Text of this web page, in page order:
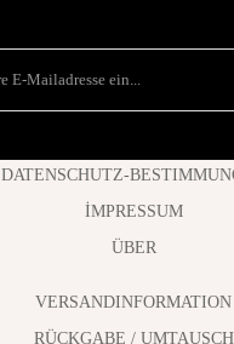
DATENSCHUTZ-
İMPRESSUM
ÜBER
VERSANDINFORMATION
RÜCKGABE / UMTAUSCH